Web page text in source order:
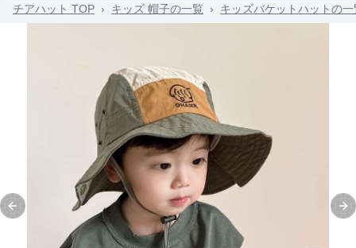
チアハット TOP › キッズ 帽子の一覧 › キッズバケットハットの一
Previous slide